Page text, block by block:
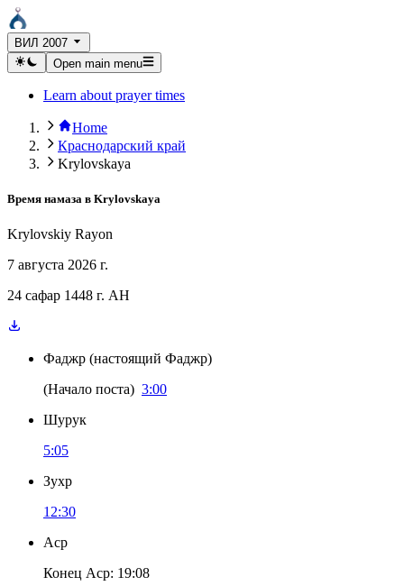
ВИЛ 2007
Open main menu
Learn about prayer times
Home
Краснодарский край
Krylovskaya
Время намаза в Krylovskaya
Krylovskiy Rayon
7 августа 2026 г.
24 сафар 1448 г. AH
Фаджр (настоящий Фаджр)
(Начало поста) 3:00
Шурук
5:05
Зухр
12:30
Аср
Конец Аср: 19:08